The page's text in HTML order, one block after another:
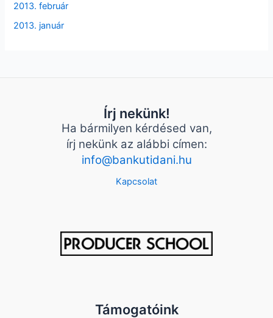
2013. február
2013. január
Írj nekünk!
Ha bármilyen kérdésed van,
írj nekünk az alábbi címen:
info@bankutidani.hu
Kapcsolat
Támogatóink